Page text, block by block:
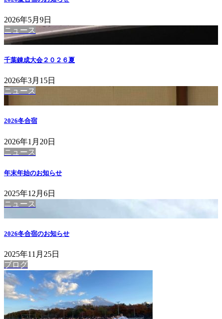
2026年5月9日
ニュース
千葉錬成大会２０２６夏
2026年3月15日
ニュース
2026冬合宿
2026年1月20日
ニュース
年末年始のお知らせ
2025年12月6日
ニュース
2026冬合宿のお知らせ
2025年11月25日
ブログ